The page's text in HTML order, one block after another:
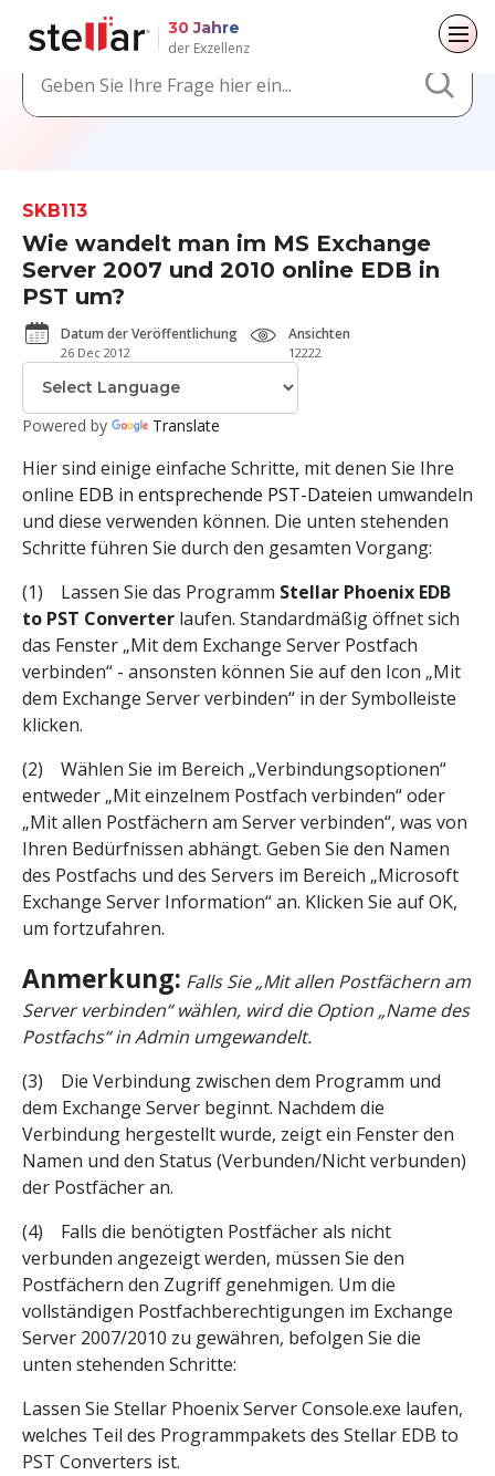
30 Jahre
der Exzellenz
Dateireparatur
E-Mail-Konverter
File & Database Repair
Datenwiederherstellung
Löschung von Daten
Toolkit
Leiterschaft
Karriere
Artikel
SKB113
Wie wandelt man im MS Exchange
Server 2007 und 2010 online EDB in
PST um?
Datum der Veröffentlichung
26 Dec 2012
Ansichten
12222
Powered by Translate
Hier sind einige einfache Schritte, mit denen Sie Ihre
online EDB in entsprechende PST-Dateien umwandeln
und diese verwenden können. Die unten stehenden
Schritte führen Sie durch den gesamten Vorgang:
(1) Lassen Sie das Programm Stellar Phoenix EDB
to PST Converterlaufen. Standardmäßig öffnet sich
das Fenster „Mit dem Exchange Server Postfach
verbinden“ - ansonsten können Sie auf den Icon „Mit
dem Exchange Server verbinden“ in der Symbolleiste
klicken.
(2) Wählen Sie im Bereich „Verbindungsoptionen“
entweder „Mit einzelnem Postfach verbinden“ oder
„Mit allen Postfächern am Server verbinden“, was von
Ihren Bedürfnissen abhängt. Geben Sie den Namen
des Postfachs und des Servers im Bereich „Microsoft
Exchange Server Information“ an. Klicken Sie auf OK,
um fortzufahren.
Anmerkung: Falls Sie „Mit allen Postfächern am
Server verbinden“ wählen, wird die Option „Name des
Postfachs“ in Admin umgewandelt.
(3) Die Verbindung zwischen dem Programm und
dem Exchange Server beginnt. Nachdem die
Verbindung hergestellt wurde, zeigt ein Fenster den
Namen und den Status (Verbunden/Nicht verbunden)
der Postfächer an.
(4) Falls die benötigten Postfächer als nicht
verbunden angezeigt werden, müssen Sie den
Postfächern den Zugriff genehmigen. Um die
vollständigen Postfachberechtigungen im Exchange
Server 2007/2010 zu gewähren, befolgen Sie die
unten stehenden Schritte:
Lassen Sie Stellar Phoenix Server Console.exe laufen,
welches Teil des Programmpakets des Stellar EDB to
PST Converters ist.